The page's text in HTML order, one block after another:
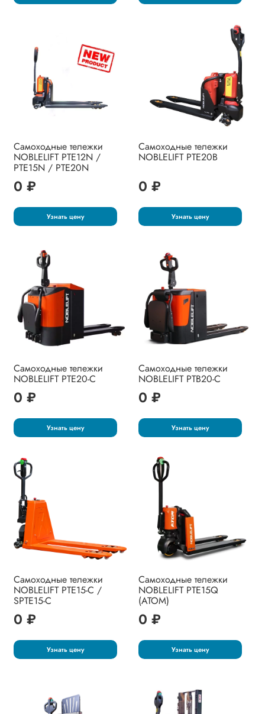
Самоходные тележки
NOBLELIFT PTE12N /
PTE15N / PTE20N
0 ₽
Узнать цену
Самоходные тележки
NOBLELIFT PTE20B
0 ₽
Узнать цену
Самоходные тележки
NOBLELIFT PTE20-C
0 ₽
Узнать цену
Самоходные тележки
NOBLELIFT PTB20-C
0 ₽
Узнать цену
Самоходные тележки
NOBLELIFT PTE15-C /
SPTE15-C
0 ₽
Узнать цену
Самоходные тележки
NOBLELIFT PTE15Q
(ATOM)
0 ₽
Узнать цену